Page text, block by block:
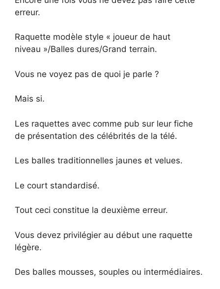
erreur.
Raquette modèle style « joueur de haut
niveau »/Balles dures/Grand terrain.
Vous ne voyez pas de quoi je parle ?
Mais si.
Les raquettes avec comme pub sur leur fiche
de présentation des célébrités de la télé.
Les balles traditionnelles jaunes et velues.
Le court standardisé.
Tout ceci constitue la deuxième erreur.
Vous devez privilégier au début une raquette
légère.
Des balles mousses, souples ou intermédiaires.